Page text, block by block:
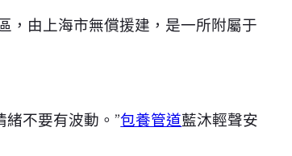
，由上海市無償援建，是一所附屬于
不要有波動。”包養管道藍沐輕聲安